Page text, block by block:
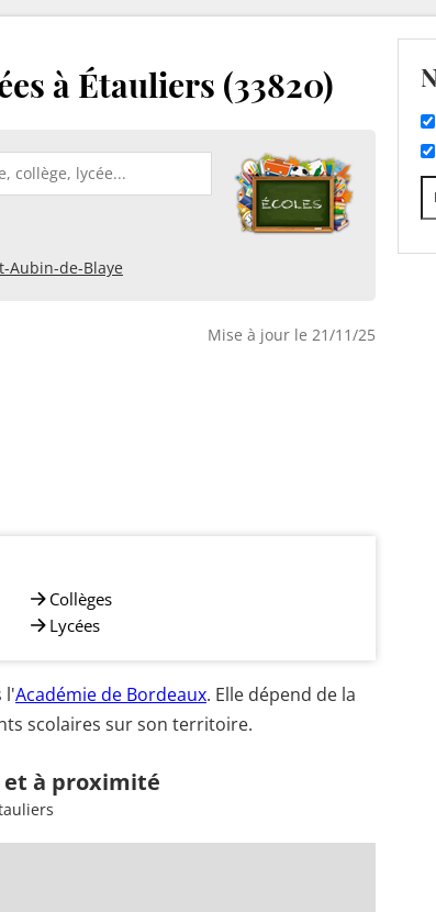
à Étauliers (33820)
Aubin-de-Blaye
Mise à jour le 21/11/25
Collèges
Lycées
l'Académie de Bordeaux. Elle dépend de la
scolaires sur son territoire.
et à proximité